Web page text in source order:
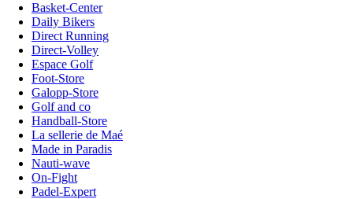
Basket-Center
Daily Bikers
Direct Running
Direct-Volley
Espace Golf
Foot-Store
Galopp-Store
Golf and co
Handball-Store
La sellerie de Maé
Made in Paradis
Nauti-wave
On-Fight
Padel-Expert